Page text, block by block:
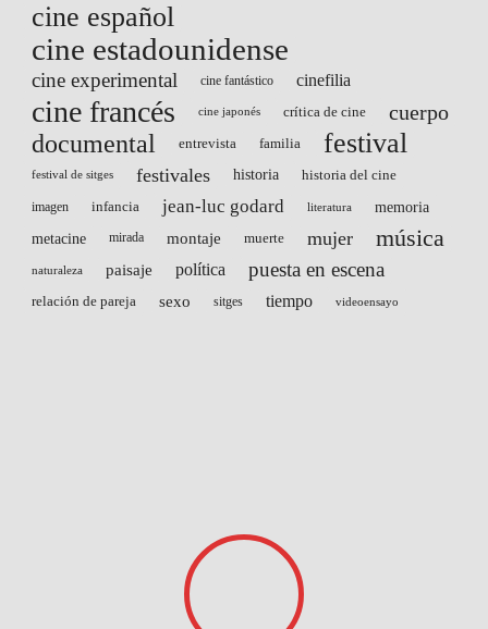
cine español
cine estadounidense
cine experimental cine fantástico cinefilia
cine francés cine japonés crítica de cine cuerpo
documental entrevista familia festival
festival de sitges festivales historia historia del cine
imagen infancia jean-luc godard literatura
memoria
metacine
mirada montaje muerte mujer música
naturaleza paisaje política puesta en escena
relación de pareja sexo sitges tiempo videoensayo